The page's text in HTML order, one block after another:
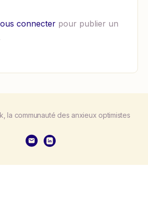
connecter pour publier un
la communauté des anxieux optimistes